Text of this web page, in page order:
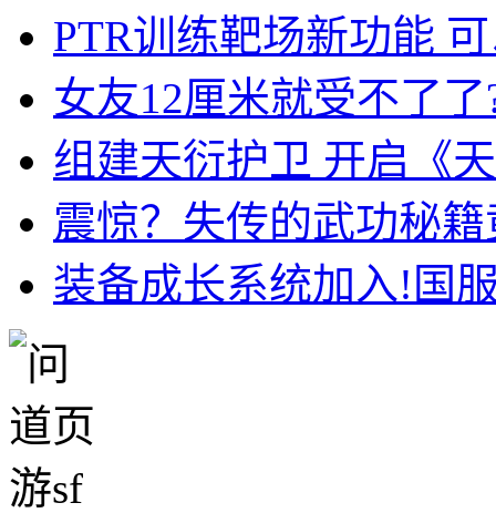
PTR训练靶场新功能
女友12厘米就受不了了
组建天衍护卫 开启《
震惊？失传的武功秘
装备成长系统加入!国